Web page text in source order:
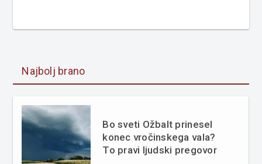
Najbolj brano
Bo sveti Ožbalt prinesel
konec vročinskega vala?
To pravi ljudski pregovor